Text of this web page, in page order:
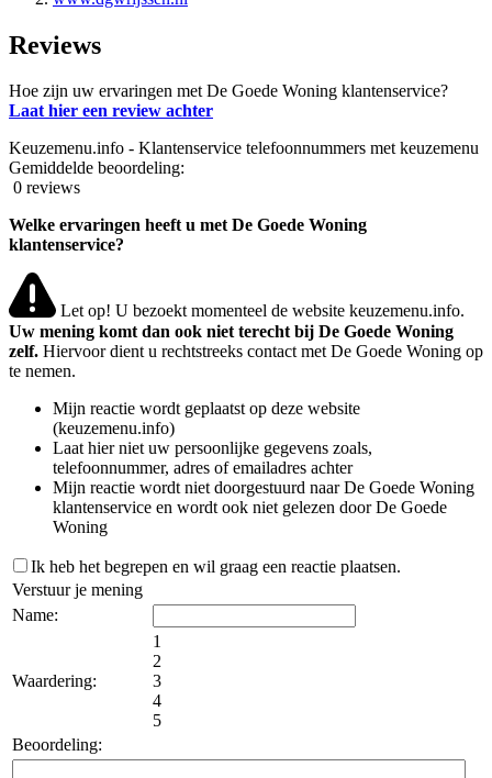
Reviews
Hoe zijn uw ervaringen met De Goede Woning klantenservice?
Laat hier een review achter
Keuzemenu.info - Klantenservice telefoonnummers met keuzemenu
Gemiddelde beoordeling:
0 reviews
Welke ervaringen heeft u met De Goede Woning
klantenservice?
Let op! U bezoekt momenteel de website keuzemenu.info.
Uw mening komt dan ook niet terecht bij De Goede Woning
zelf. Hiervoor dient u rechtstreeks contact met De Goede Woning op
te nemen.
Mijn reactie wordt geplaatst op deze website
(keuzemenu.info)
Laat hier niet uw persoonlijke gegevens zoals,
telefoonnummer, adres of emailadres achter
Mijn reactie wordt niet doorgestuurd naar De Goede Woning
klantenservice en wordt ook niet gelezen door De Goede
Woning
Ik heb het begrepen en wil graag een reactie plaatsen.
Verstuur je mening
Name:
Waardering:
1
2
3
4
5
Beoordeling: